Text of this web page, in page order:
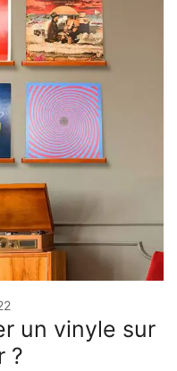
un vinyle sur
?